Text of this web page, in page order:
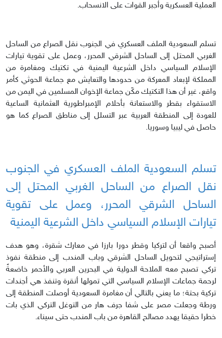
العملية العسكرية وأجبر القوات على الانسحاب.
تسلم السعودية الملف العسكري في الجنوب نقل الصراع من الساحل
الغربي المحتل إلى الساحل الشرقي المحرر، وعمل على تقوية تيارات
الإسلام السياسي داخل الشرعية اليمنية في تكتيك ومغامرة من
المملكة لإبعاد المعركة من حدودها والتعايش مع جماعة الحوثي كأمر
واقع، غير أن هذا التكتيك مكّن جماعة الإخوان المسلمين في اليمن من
الاستقواء بقطر والاستعانة بأحلام الإمبراطورية العثمانية الساعية
للعودة إلى المنطقة العربية عبر التسلل إلى مناطق الصراع كما هو
حاصل في ليبيا وسوريا.
تسلم السعودية الملف العسكري في الجنوب
نقل الصراع من الساحل الغربي المحتل إلى
الساحل الشرقي المحرر، وعمل على تقوية
تيارات الإسلام السياسي داخل الشرعية اليمنية
أصبح واقعا أن لتركيا وقطر دورا بارزا في معارك شقرة، وهو هدف
إستراتيجي لتحويل الساحل الشرقي وباب المندب إلى منطقة نفوذ
تركي تصبح معه الملاحة الدولية في البحرين العربي والأحمر خاضعةً
لرحمة جماعات الإسلام السياسي التي تمولها أنقرة وتنفذ هي أجندات
تركية بحتة؛ ما يعني بالتالي أن مغامرة السعودية أوصلت المنطقة إلى
ورطة وجعلت مصر على شفا جرف هار من التوغل التركي الذي بات
خطرا حقيقا يهدد مصالح القاهرة من باب المندب حتى سيناء.